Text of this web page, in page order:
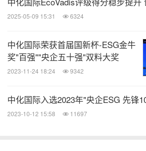
居家生活方面，ABS与改性PC材
尼龙可用于食品接触及医疗场景。
消息来源：中化国际
Shanghai:600500
2025-05-09 15:31 6324
中化国际荣获首届国新杯-ESG金牛
奖"百强""央企五十强"双料大奖
2023-11-24 18:24 9342
中化国际入选2023年"央企ESG 先锋
2023-10-12 15:58 11697